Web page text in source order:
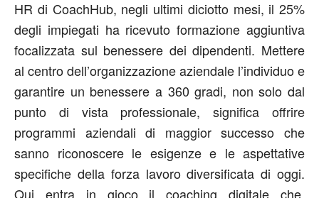
HR di CoachHub, negli ultimi diciotto mesi, il 25%
degli impiegati ha ricevuto formazione aggiuntiva
focalizzata sul benessere dei dipendenti. Mettere
al centro dell’organizzazione aziendale l’individuo e
garantire un benessere a 360 gradi, non solo dal
punto di vista professionale, significa offrire
programmi aziendali di maggior successo che
sanno riconoscere le esigenze e le aspettative
specifiche della forza lavoro diversificata di oggi.
Qui entra in gioco il coaching digitale che,